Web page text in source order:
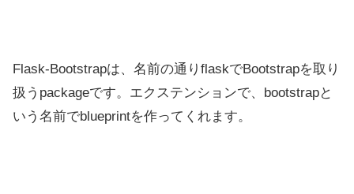
Flask-Bootstrapは、名前の通りflaskでBootstrapを取り
扱うpackageです。エクステンションで、bootstrapと
いう名前でblueprintを作ってくれます。